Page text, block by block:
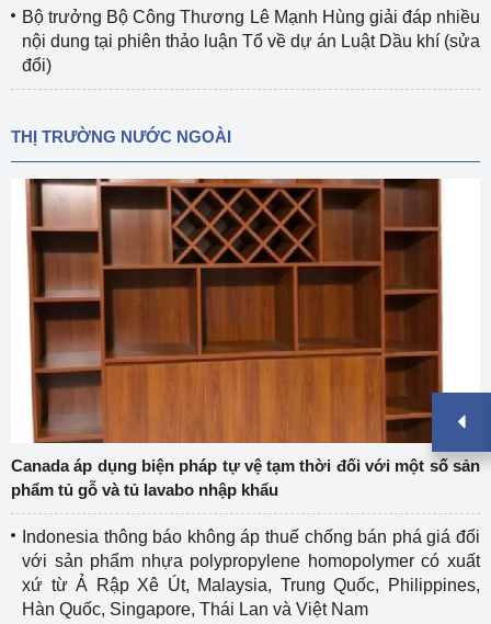
Bộ trưởng Bộ Công Thương Lê Mạnh Hùng giải đáp nhiều
nội dung tại phiên thảo luận Tổ về dự án Luật Dầu khí (sửa
đổi)
THỊ TRƯỜNG NƯỚC NGOÀI
Canada áp dụng biện pháp tự vệ tạm thời đối với một số sản
phẩm tủ gỗ và tủ lavabo nhập khẩu
Indonesia thông báo không áp thuế chống bán phá giá đối
với sản phẩm nhựa polypropylene homopolymer có xuất
xứ từ Ả Rập Xê Út, Malaysia, Trung Quốc, Philippines,
Hàn Quốc, Singapore, Thái Lan và Việt Nam